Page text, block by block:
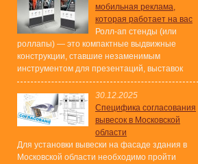
мобильная реклама,
которая работает на вас
Ролл-ап стенды (или
роллапы) — это компактные выдвижные
конструкции, ставшие незаменимым
инструментом для презентаций, выставок
30.12.2025
Специфика согласования
вывесок в Московской
области
Для установки вывески на фасаде здания в
Московской области необходимо пройти